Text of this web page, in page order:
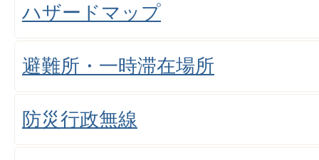
ハザードマップ
避難所・一時滞在場所
防災行政無線